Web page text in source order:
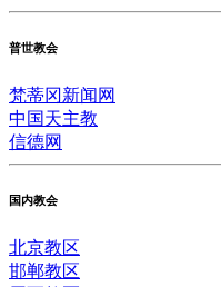
普世教会
梵蒂冈新闻网
中国天主教
信德网
国内教会
北京教区
邯郸教区